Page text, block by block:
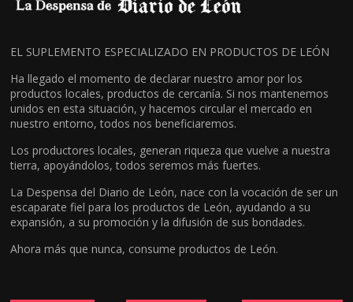
EL SUPLEMENTO ESPECIALIZADO EN PRODUCTOS DE LEÓN
Ha llegado el momento de declarar nuestro amor por los
productos locales, productos de cercanía. Si nos mantenemos
unidos en esta situación, y hacemos circular el mercado en
nuestro entorno, todos nos beneficiaremos.
Los productores locales, generan riqueza que vuelve a nuestra
tierra, apoyándolos, todos seremos más fuertes.
La Despensa del Diario de León, nace con la vocación de ser un
escaparate fiel para los productos de León, ayudando a su
expansión, a su promoción y la difusión de sus bondades.
Ahora más que nunca, consume productos de León.